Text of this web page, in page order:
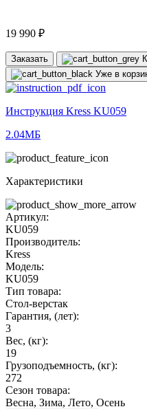
19 990 ₽
Заказать
Уже в
Инструкция Kress KU059
2.04МБ
Характеристики
Артикул:
KU059
Производитель:
Kress
Модель:
KU059
Тип товара:
Стол-верстак
Гарантия, (лет):
3
Вес, (кг):
19
Грузоподъемность, (кг):
272
Сезон товара:
Весна, Зима, Лето, Осень